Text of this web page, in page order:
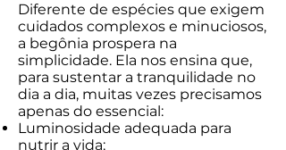
Diferente de espécies que exigem
cuidados complexos e minuciosos,
a begônia prospera na
simplicidade. Ela nos ensina que,
para sustentar a tranquilidade no
dia a dia, muitas vezes precisamos
apenas do essencial:
Luminosidade adequada para
nutrir a vida;